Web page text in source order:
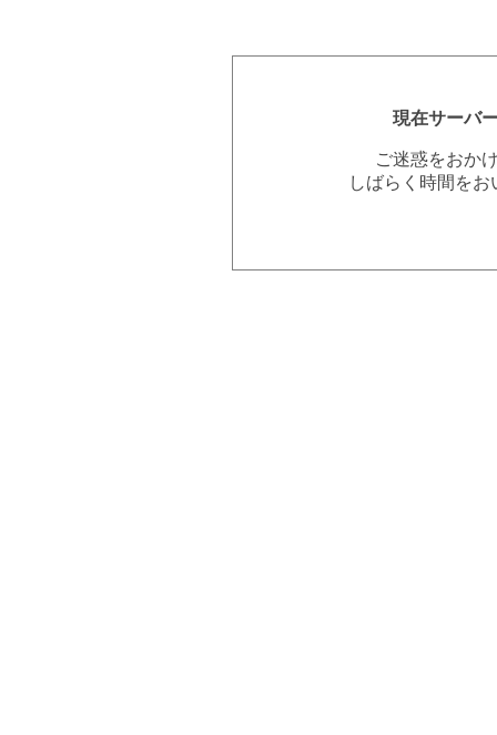
現在サーバ
ご迷惑をおか
しばらく時間を